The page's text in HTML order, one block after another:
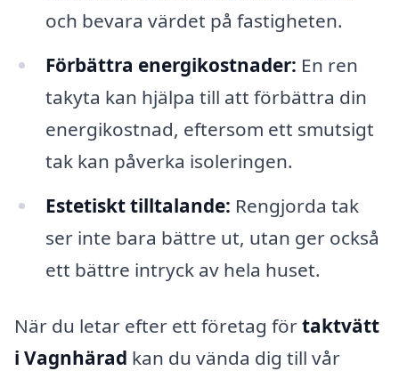
och bevara värdet på fastigheten.
Förbättra energikostnader: En ren
takyta kan hjälpa till att förbättra din
energikostnad, eftersom ett smutsigt
tak kan påverka isoleringen.
Estetiskt tilltalande: Rengjorda tak
ser inte bara bättre ut, utan ger också
ett bättre intryck av hela huset.
När du letar efter ett företag förtaktvätt
i Vagnhärad kan du vända dig till vår